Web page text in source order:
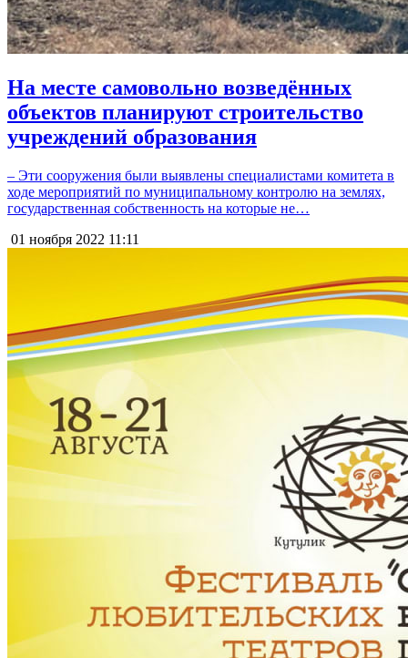
На месте самовольно возведённых
объектов планируют строительство
учреждений образования
– Эти сооружения были выявлены специалистами комитета в
ходе мероприятий по муниципальному контролю на землях,
государственная собственность на которые не…
01 ноября 2022 11:11